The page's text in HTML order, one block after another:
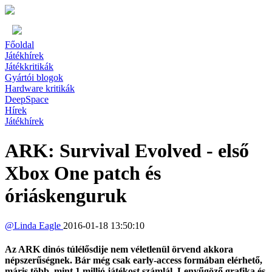
Főoldal
Játékhírek
Játékkritikák
Gyártói blogok
Hardware kritikák
DeepSpace
Hírek
Játékhírek
ARK: Survival Evolved - első
Xbox One patch és
óriáskenguruk
@Linda Eagle 2016-01-18 13:50:10
Az ARK dinós túlélősdije nem véletlenül örvend akkora
népszerűségnek. Bár még csak early-access formában elérhető,